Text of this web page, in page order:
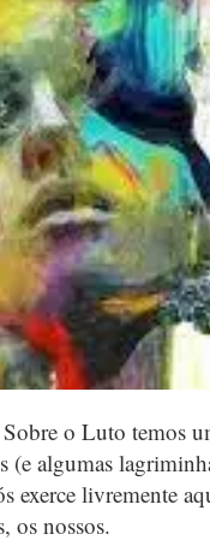
o Luto temos
(e algumas
exerce livremente
os nossos.